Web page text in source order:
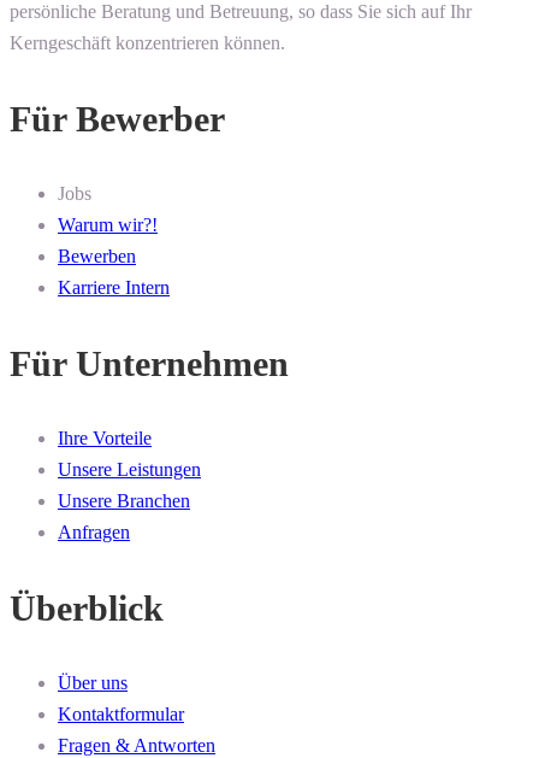
persönliche Beratung und Betreuung, so dass Sie sich auf Ihr
Kerngeschäft konzentrieren können.
Für Bewerber
Jobs
Warum wir?!
Bewerben
Karriere Intern
Für Unternehmen
Ihre Vorteile
Unsere Leistungen
Unsere Branchen
Anfragen
Überblick
Über uns
Kontaktformular
Fragen & Antworten